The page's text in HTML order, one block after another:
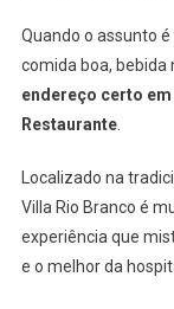
Quando o assunto
comida boa,
endereço certo
Restaurante.
Localizado na
Villa Rio Branco é
experiência que
e o melhor da